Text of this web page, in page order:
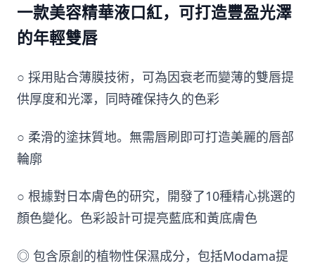
一款美容精華液口紅，可打造豐盈光澤
的年輕雙唇
○ 採用貼合薄膜技術，可為因衰老而變薄的雙唇提
供厚度和光澤，同時確保持久的色彩
○ 柔滑的塗抹質地。無需唇刷即可打造美麗的唇部
輪廓
○ 根據對日本膚色的研究，開發了10種精心挑選的
顏色變化。色彩設計可提亮藍底和黃底膚色
◎ 包含原創的植物性保濕成分，包括Modama提